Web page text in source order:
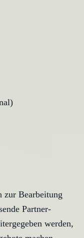
zur Bearbeitung
Partner-
werden,